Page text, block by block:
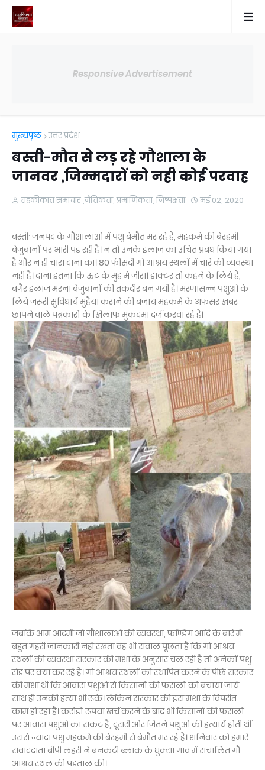
Responsive Advertisement
मुख्यपृष्ठ उत्तर प्रदेश
बस्ती-मौत से लड़ रहे गौशाला के
जानवर ,जिम्मदारों को नही कोई परवाह
तहकीकात समाचार ,नैतिकता, प्रमाणिकता, निष्पक्षता मई 02, 2020
बस्तीः जनपद के गौशालाओं में पशु बेमौत मर रहे हैं, महकमे की बेरहमी
बेजुबानों पर भारी पड़ रही है। न तो उनके इलाज का उचित प्रबंध किया गया
है और न ही चारा दाना का। 80 फीसदी गो आश्रय स्थलों में चारे की व्यवस्था
नही है। दाना इतना कि ऊंट के मुंह मे जीरा। डाक्टर तो कहने के लिये हैं,
बगैर इलाज मरना बेजुबानों की तकदीर बन गयी है। मरणासन्न पशुओं के
लिये जरूरी सुविधायें मुहैया कराने की बजाय महकमे के अफसर खबर
छापने वाले पत्रकारों के खिलाफ मुकदमा दर्ज करवा रहे हैं।
जबकि आम आदमी जो गौशालाओं की व्यवस्था, फण्डिंग आदि के बारे में
बहुत गहरी जानकारी नही रखता वह भी सवाल पूछता है कि गो आश्रय
स्थलों की व्यवस्था सरकार की मंशा के अनुसार चल रही है तो अनेकों पशु
रोड पर क्या कर रहे हैं। गो आश्रय स्थलों को स्थापित करने के पीछे सरकार
की मंशा थी कि आवारा पशुओं से किसानों की फसलों को बचाया जाये
साथ ही उनकी हत्या भी रूके। लेकिन सरकार की इस मंशा के विपरीत
काम हो रहा है। करोड़ों रूपया खर्च करने के बाद भी किसानों की फसलों
पर आवारा पशुओं का संकट है, दूसरी ओर जितने पशुओं की हत्यायें होती थीं
उससे ज्यादा पशु महकमे की बेरहमी से बेमौत मर रहे हैं। शनिवार को हमारे
संवाददाता बीपी लहरी ने बनकटी ब्लाक के घुक्सा गांव में संचालित गौ
आश्रय स्थल की पड़ताल की।